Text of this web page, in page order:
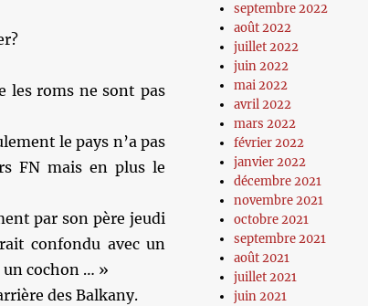
les roms ne sont pas
le pays n’a pas
FN mais en plus le
par son père jeudi
confondu avec un
un cochon … »
des Balkany.
septembre 2022
août 2022
juillet 2022
juin 2022
mai 2022
avril 2022
mars 2022
février 2022
janvier 2022
décembre 2021
novembre 2021
octobre 2021
septembre 2021
août 2021
juillet 2021
juin 2021